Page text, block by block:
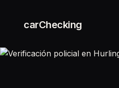
carChecking